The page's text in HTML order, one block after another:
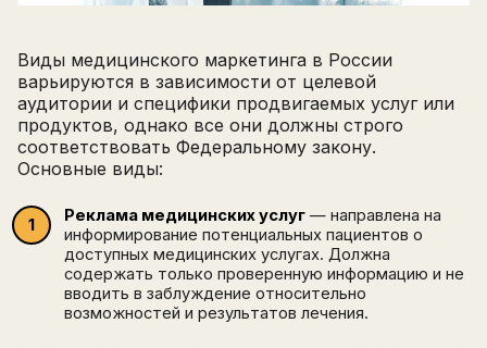
Виды медицинского маркетинга в России
варьируются в зависимости от целевой
аудитории и специфики продвигаемых услуг или
продуктов, однако все они должны строго
соответствовать Федеральному закону.
Основные виды:
Реклама медицинских услуг — направлена на
информирование потенциальных пациентов о
доступных медицинских услугах. Должна
содержать только проверенную информацию и не
вводить в заблуждение относительно
возможностей и результатов лечения.